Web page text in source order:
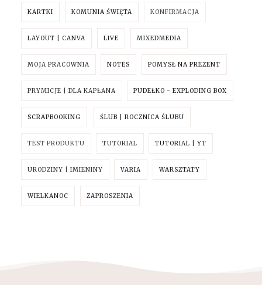
KARTKI KOMUNIA ŚWIĘTA KONFIRMACJA
LAYOUT | CANVA LIVE MIXEDMEDIA
MOJA PRACOWNIA NOTES POMYSŁ NA PREZENT
PRYMICJE | DLA KAPŁANA PUDEŁKO - EXPLODING BOX
SCRAPBOOKING ŚLUB | ROCZNICA ŚLUBU
TEST PRODUKTU TUTORIAL TUTORIAL | YT
URODZINY | IMIENINY VARIA WARSZTATY
WIELKANOC ZAPROSZENIA